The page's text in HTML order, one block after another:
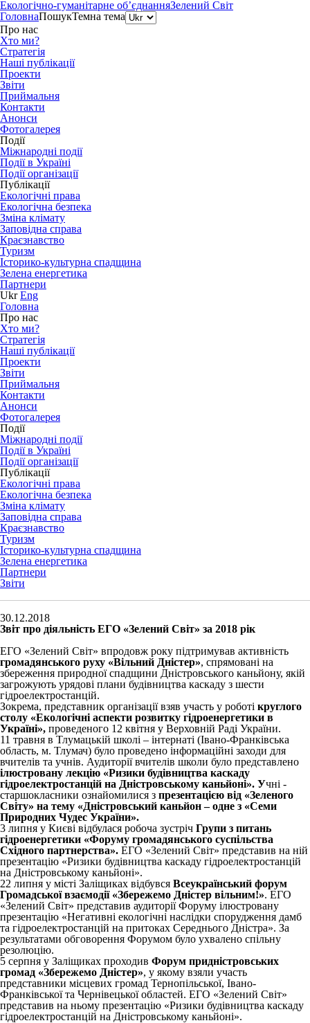
Екологічно-гуманітарне об’єднанняЗелений Світ
ГоловнаПошукТемна тема
Про нас
Хто ми?
Стратегія
Наші публікації
Проекти
Звіти
Приймальня
Контакти
Анонси
Фотогалерея
Події
Міжнародні події
Події в Україні
Події організації
Публікації
Екологічні права
Екологічна безпека
Зміна клімату
Заповідна справа
Краєзнавство
Туризм
Історико-культурна спадщина
Зелена енергетика
Партнери
Ukr Eng
Головна
Про нас
Хто ми?
Стратегія
Наші публікації
Проекти
Звіти
Приймальня
Контакти
Анонси
Фотогалерея
Події
Міжнародні події
Події в Україні
Події організації
Публікації
Екологічні права
Екологічна безпека
Зміна клімату
Заповідна справа
Краєзнавство
Туризм
Історико-культурна спадщина
Зелена енергетика
Партнери
Звіти
30.12.2018
Звіт про діяльність ЕГО «Зелений Світ» за 2018 рік
ЕГО «Зелений Світ» впродовж року підтримував активність
громадянського руху «Вільний Дністер», спрямовані на
збереження природної спадщини Дністровського каньйону, якій
загрожують урядові плани будівництва каскаду з шести
гідроелектростанцій.
Зокрема, представник організації взяв участь у роботі круглого
столу «Екологічні аспекти розвитку гідроенергетики в
Україні», проведеного 12 квітня у Верховній Раді України.
11 травня в Тлумацькій школі – інтернаті (Івано-Франківська
область, м. Тлумач) було проведено інформаційні заходи для
вчителів та учнів. Аудиторії вчителів школи було представлено
ілюстровану лекцію «Ризики будівництва каскаду
гідроелектростанцій на Дністровському каньйоні». Учні -
старшокласники ознайомилися з презентацією від «Зеленого
Світу» на тему «Дністровський каньйон – одне з «Семи
Природних Чудес України».
3 липня у Києві відбулася робоча зустріч Групи з питань
гідроенергетики «Форуму громадянського суспільства
Східного партнерства». ЕГО «Зелений Світ» представив на ній
презентацію «Ризики будівництва каскаду гідроелектростанцій
на Дністровському каньйоні».
22 липня у місті Заліщиках відбувся Всеукраїнський форум
Громадської взаємодії «Збережемо Дністер вільним!». ЕГО
«Зелений Світ» представив аудиторії Форуму ілюстровану
презентацію «Негативні екологічні наслідки спорудження дамб
та гідроелектростанцій на притоках Середнього Дністра». За
результатами обговорення Форумом було ухвалено спільну
резолюцію.
5 серпня у Заліщиках проходив Форум придністровських
громад «Збережемо Дністер», у якому взяли участь
представники місцевих громад Тернопільської, Івано-
Франківської та Чернівецької областей. ЕГО «Зелений Світ»
представив на ньому презентацію «Ризики будівництва каскаду
гідроелектростанцій на Дністровському каньйоні».